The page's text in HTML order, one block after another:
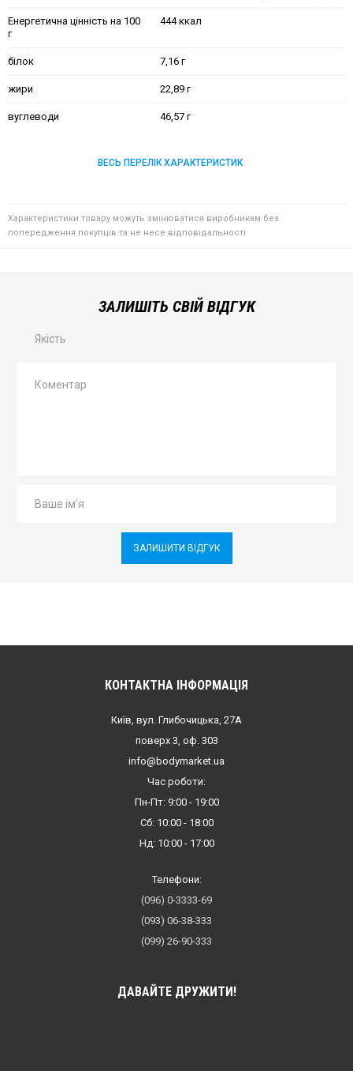
Енергетична цінність на 100
г
444 ккал
білок 7,16 г
жири 22,89 г
вуглеводи 46,57 г
ВЕСЬ ПЕРЕЛІК ХАРАКТЕРИСТИК
Характеристики товару можуть змінюватися виробникам без
попередження покупців та не несе відповідальності
ЗАЛИШІТЬ СВІЙ ВІДГУК
Якість
ЗАЛИШИТИ ВІДГУК
КОНТАКТНА ІНФОРМАЦІЯ
Київ, вул. Глибочицька, 27А
поверх 3, оф. 303
info@bodymarket.ua
Час роботи:
Пн-Пт: 9:00 - 19:00
Сб: 10:00 - 18:00
Нд: 10:00 - 17:00
Телефони:
(096) 0-3333-69
(093) 06-38-333
(099) 26-90-333
ДАВАЙТЕ ДРУЖИТИ!